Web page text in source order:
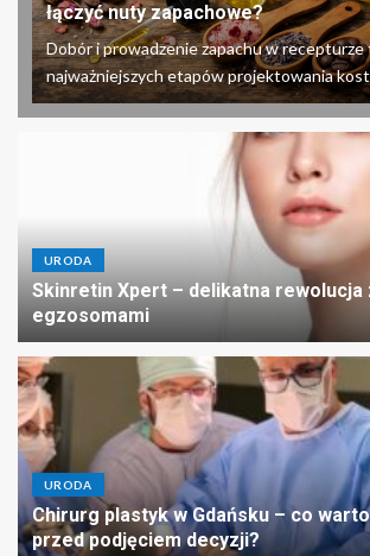
łączyć nuty zapachowe?
Dobór i prowadzenie zapachu w recepturze
najważniejszych etapów projektowania
URODA
Skinretin Xpert – delikatna
egzosomami
URODA
Chirurg plastyk w Gdańsku – co
przed podjęciem decyzji?